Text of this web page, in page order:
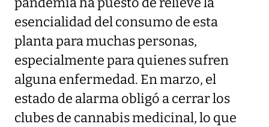
pandemia ha puesto de relieve la
esencialidad del consumo de esta
planta para muchas personas,
especialmente para quienes sufren
alguna enfermedad. En marzo, el
estado de alarma obligó a cerrar los
clubes de cannabis medicinal, lo que